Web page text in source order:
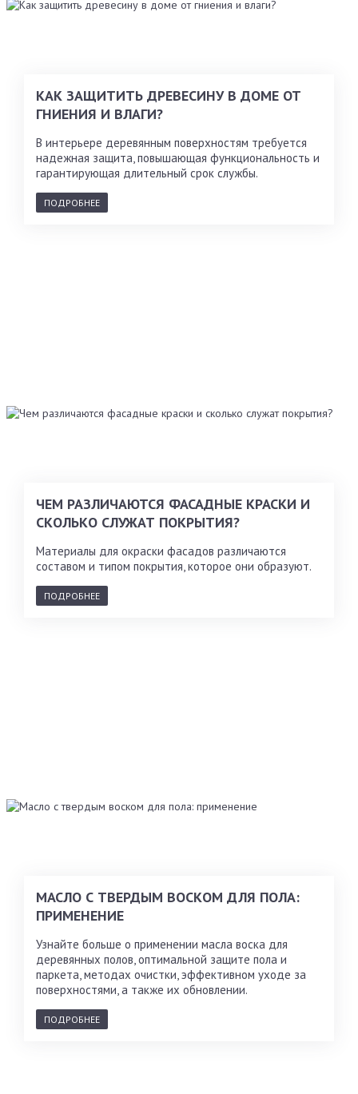
КАК ЗАЩИТИТЬ ДРЕВЕСИНУ В ДОМЕ ОТ
ГНИЕНИЯ И ВЛАГИ?
В интерьере деревянным поверхностям требуется
надежная защита, повышающая функциональность и
гарантирующая длительный срок службы.
ПОДРОБНЕЕ
ЧЕМ РАЗЛИЧАЮТСЯ ФАСАДНЫЕ КРАСКИ И
СКОЛЬКО СЛУЖАТ ПОКРЫТИЯ?
Материалы для окраски фасадов различаются
составом и типом покрытия, которое они образуют.
ПОДРОБНЕЕ
МАСЛО С ТВЕРДЫМ ВОСКОМ ДЛЯ ПОЛА:
ПРИМЕНЕНИЕ
Узнайте больше о применении масла воска для
деревянных полов, оптимальной защите пола и
паркета, методах очистки, эффективном уходе за
поверхностями, а также их обновлении.
ПОДРОБНЕЕ